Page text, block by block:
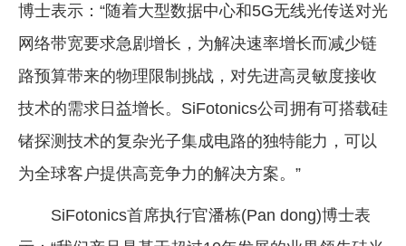
博士表示：“随着大型数据中心和5G无线光传送对光
网络带宽要求急剧增长，为解决速率增长而减少链
路预算带来的物理限制挑战，对先进高灵敏度接收
技术的需求日益增长。SiFotonics公司拥有可搭载硅
锗探测技术的复杂光子集成电路的独特能力，可以
为全球客户提供高竞争力的解决方案。”
SiFotonics首席执行官潘栋(Pan dong)博士表